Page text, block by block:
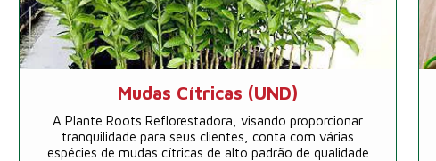
Mudas Cítricas (UND)
A Plante Roots Reflorestadora, visando proporcionar
tranquilidade para seus clientes, conta com várias
espécies de mudas cítricas de alto padrão de qualidade